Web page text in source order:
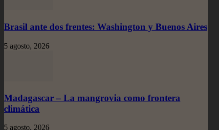
Brasil ante dos frentes: Washington y Buenos Aires
5 agosto, 2026
Madagascar – La mangrovia como frontera
climática
5 agosto, 2026